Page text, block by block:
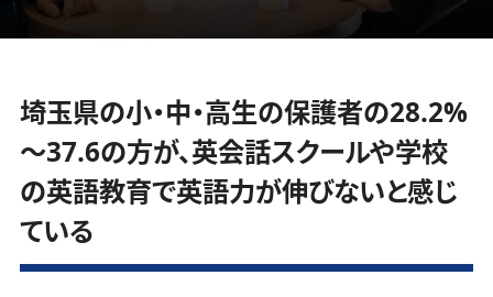
埼玉県の小・中・高生の保護者の28.2%
～37.6の方が、英会話スクールや学校
の英語教育で英語力が伸びないと感じ
ている